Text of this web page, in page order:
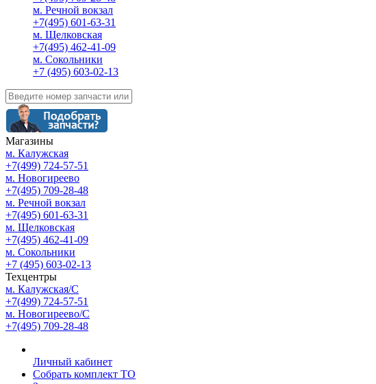
м. Речной вокзал
+7(495) 601-63-31
м. Щелковская
+7(495) 462-41-09
м. Сокольники
+7 (495) 603-02-13
Магазины
м. Калужская
+7(499) 724-57-51
м. Новогиреево
+7(495) 709-28-48
м. Речной вокзал
+7(495) 601-63-31
м. Щелковская
+7(495) 462-41-09
м. Сокольники
+7 (495) 603-02-13
Техцентры
м. Калужская/С
+7(499) 724-57-51
м. Новогиреево/С
+7(495) 709-28-48
Личный кабинет
Собрать комплект ТО